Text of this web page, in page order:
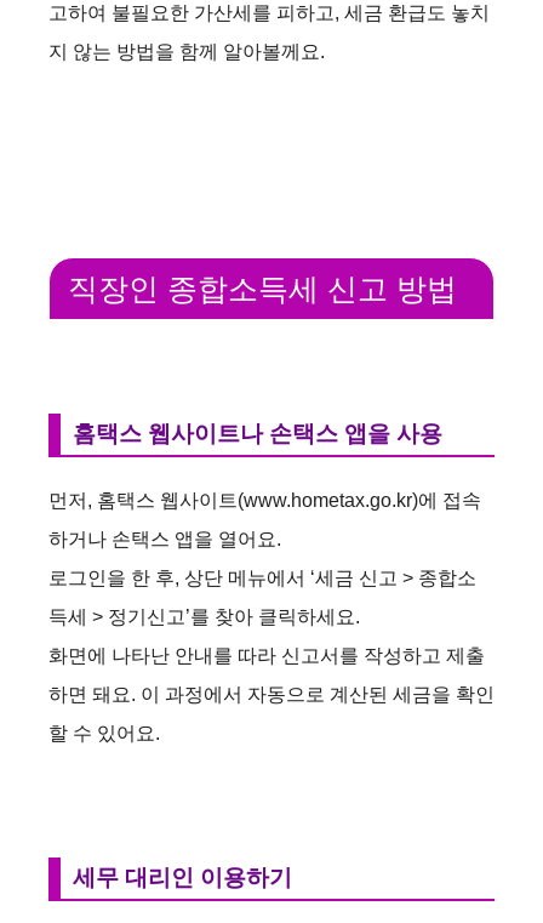
고하여 불필요한 가산세를 피하고, 세금 환급도 놓치
지 않는 방법을 함께 알아볼께요.
직장인 종합소득세 신고 방법
홈택스 웹사이트나 손택스 앱을 사용
먼저, 홈택스 웹사이트(www.hometax.go.kr)에 접속
하거나 손택스 앱을 열어요.
로그인을 한 후, 상단 메뉴에서 ‘세금 신고 > 종합소
득세 > 정기신고’를 찾아 클릭하세요.
화면에 나타난 안내를 따라 신고서를 작성하고 제출
하면 돼요. 이 과정에서 자동으로 계산된 세금을 확인
할 수 있어요.
세무 대리인 이용하기